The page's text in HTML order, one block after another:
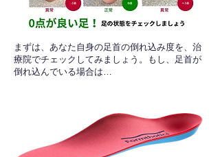
​まずは、あなた自身の足首の倒れ込み度を、治
療院でチェックしてみましょう。もし、足首が
倒れ込んでいる場合は…